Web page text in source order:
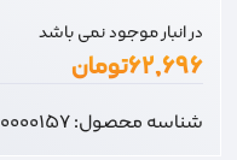
در انبار موجود نمی باشد
۶۲,۶۹۶تومان
شناسه محصول:0000157